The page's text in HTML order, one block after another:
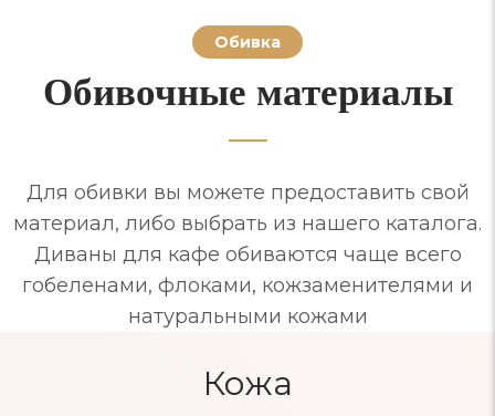
Обивка
Обивочные материалы
Для обивки вы можете предоставить свой
материал, либо выбрать из нашего каталога.
Диваны для кафе обиваются чаще всего
гобеленами, флоками, кожзаменителями и
натуральными кожами
Кожа